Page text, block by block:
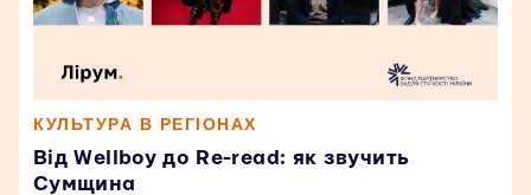
КУЛЬТУРА В РЕГІОНАХ
Від Wellboy до Re-read: як звучить
Сумщина